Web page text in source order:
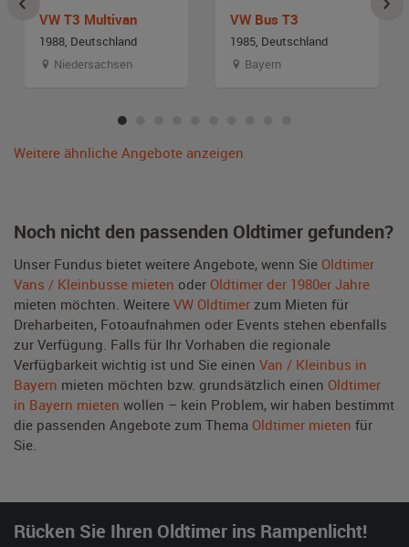
VW T3 Multivan
1988, Deutschland
Niedersachsen
VW Bus T3
1985, Deutschland
Bayern
Weitere ähnliche Angebote anzeigen
Noch nicht den passenden Oldtimer gefunden?
Unser Fundus bietet weitere Angebote, wenn Sie Oldtimer
Vans / Kleinbusse mieten oder Oldtimer der 1980er Jahre
mieten möchten. Weitere VW Oldtimer zum Mieten für
Dreharbeiten, Fotoaufnahmen oder Events stehen ebenfalls
zur Verfügung. Falls für Ihr Vorhaben die regionale
Verfügbarkeit wichtig ist und Sie einen Van / Kleinbus in
Bayern mieten möchten bzw. grundsätzlich einen Oldtimer
in Bayern mieten wollen – kein Problem, wir haben bestimmt
die passenden Angebote zum Thema Oldtimer mieten für
Sie.
Rücken Sie Ihren Oldtimer ins Rampenlicht!